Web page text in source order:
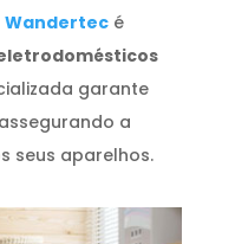
Wandertecé
garante
a
seus aparelhos.